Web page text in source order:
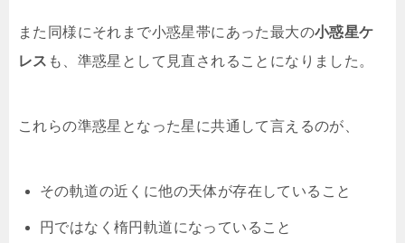
また同様にそれまで小惑星帯にあった最大の小惑星ケ
レス も、準惑星として見直されることになりました。
これらの準惑星となった星に共通して言えるのが、
その軌道の近くに他の天体が存在していること
円ではなく楕円軌道になっていること